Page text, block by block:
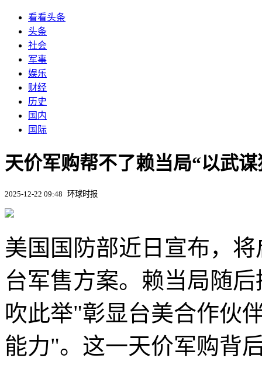
看看头条
头条
社会
军事
娱乐
财经
历史
国内
国际
天价军购帮不了赖当局“以武
2025-12-22 09:48 环球时报
美国国防部近日宣布，
台军售方案。赖当局随
吹此举"彰显台美合作伙
能力"。这一天价军购背